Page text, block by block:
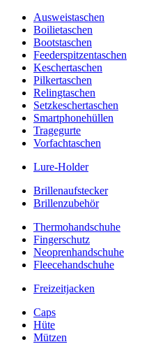
Ausweistaschen
Boilietaschen
Bootstaschen
Feederspitzentaschen
Keschertaschen
Pilkertaschen
Relingtaschen
Setzkeschertaschen
Smartphonehüllen
Tragegurte
Vorfachtaschen
Lure-Holder
Brillenaufstecker
Brillenzubehör
Thermohandschuhe
Fingerschutz
Neoprenhandschuhe
Fleecehandschuhe
Freizeitjacken
Caps
Hüte
Mützen